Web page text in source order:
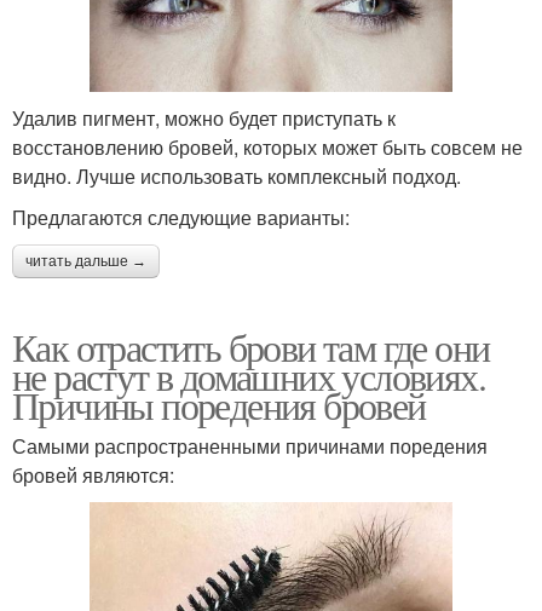
Удалив пигмент, можно будет приступать к
восстановлению бровей, которых может быть совсем не
видно. Лучше использовать комплексный подход.
Предлагаются следующие варианты:
читать дальше →
Как отрастить брови там где они
не растут в домашних условиях.
Причины поредения бровей
Самыми распространенными причинами поредения
бровей являются: